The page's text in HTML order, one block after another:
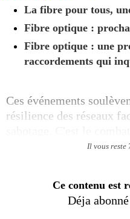
La fibre pour tous,
Fibre optique :
Fibre optique : une
raccordements qui
Ces événements
résilience des réseaux
Il vous reste
Ce contenu est
Déja